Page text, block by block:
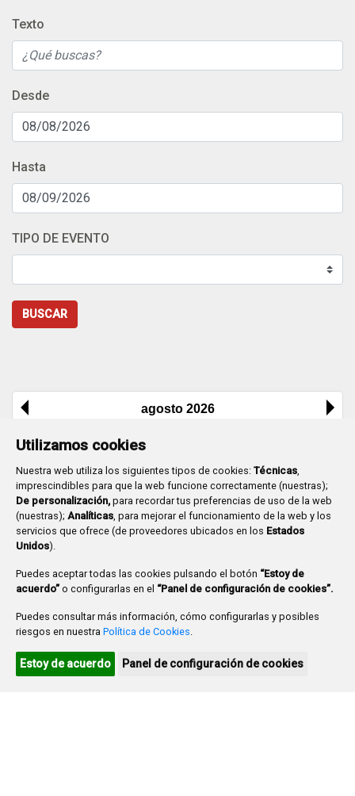
Utilizamos cookies
Nuestra web utiliza los siguientes tipos de cookies: Técnicas,
imprescindibles para que la web funcione correctamente (nuestras);
De personalización, para recordar tus preferencias de uso de la web
(nuestras); Analíticas, para mejorar el funcionamiento de la web y los
servicios que ofrece (de proveedores ubicados en los Estados
Unidos).
Puedes aceptar todas las cookies pulsando el botón “Estoy de
acuerdo” o configurarlas en el “Panel de configuración de cookies”.
Puedes consultar más información, cómo configurarlas y posibles
riesgos en nuestra Política de Cookies.
Estoy de acuerdo Panel de configuración de cookies
Texto
Desde
Hasta
TIPO DE EVENTO
BUSCAR
agosto 2026
Lu Mi
3
4 5 6 7 8
9
10
11 12 13 14 15
16
17
24
25 26 27 28 29
Ayuntamiento de Burgos
Agenda cultural